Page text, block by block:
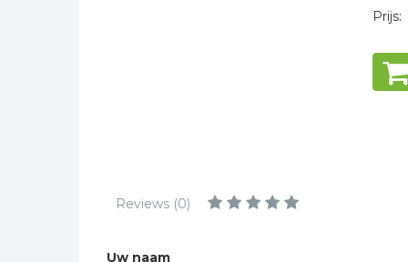
Romans
Prijs:
Reviews (0)
Uw naam